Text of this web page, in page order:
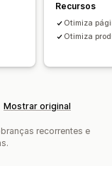
Recursos
Otimiza
Otimiza
Mostrar original
recorrentes e